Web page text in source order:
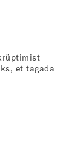
et tagada